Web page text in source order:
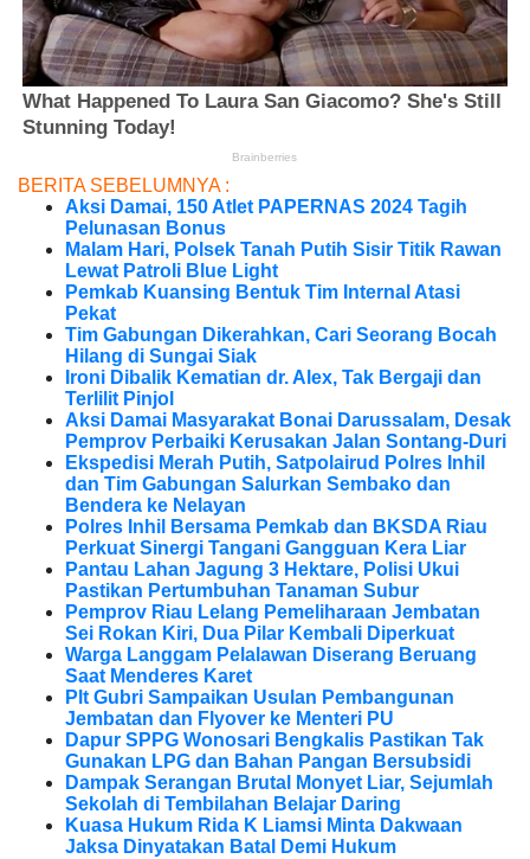
BERITA SEBELUMNYA :
Aksi Damai, 150 Atlet PAPERNAS 2024 Tagih
Pelunasan Bonus
Malam Hari, Polsek Tanah Putih Sisir Titik Rawan
Lewat Patroli Blue Light
Pemkab Kuansing Bentuk Tim Internal Atasi
Pekat
Tim Gabungan Dikerahkan, Cari Seorang Bocah
Hilang di Sungai Siak
Ironi Dibalik Kematian dr. Alex, Tak Bergaji dan
Terlilit Pinjol
Aksi Damai Masyarakat Bonai Darussalam, Desak
Pemprov Perbaiki Kerusakan Jalan Sontang-Duri
Ekspedisi Merah Putih, Satpolairud Polres Inhil
dan Tim Gabungan Salurkan Sembako dan
Bendera ke Nelayan
Polres Inhil Bersama Pemkab dan BKSDA Riau
Perkuat Sinergi Tangani Gangguan Kera Liar
Pantau Lahan Jagung 3 Hektare, Polisi Ukui
Pastikan Pertumbuhan Tanaman Subur
Pemprov Riau Lelang Pemeliharaan Jembatan
Sei Rokan Kiri, Dua Pilar Kembali Diperkuat
Warga Langgam Pelalawan Diserang Beruang
Saat Menderes Karet
Plt Gubri Sampaikan Usulan Pembangunan
Jembatan dan Flyover ke Menteri PU
Dapur SPPG Wonosari Bengkalis Pastikan Tak
Gunakan LPG dan Bahan Pangan Bersubsidi
Dampak Serangan Brutal Monyet Liar, Sejumlah
Sekolah di Tembilahan Belajar Daring
Kuasa Hukum Rida K Liamsi Minta Dakwaan
Jaksa Dinyatakan Batal Demi Hukum